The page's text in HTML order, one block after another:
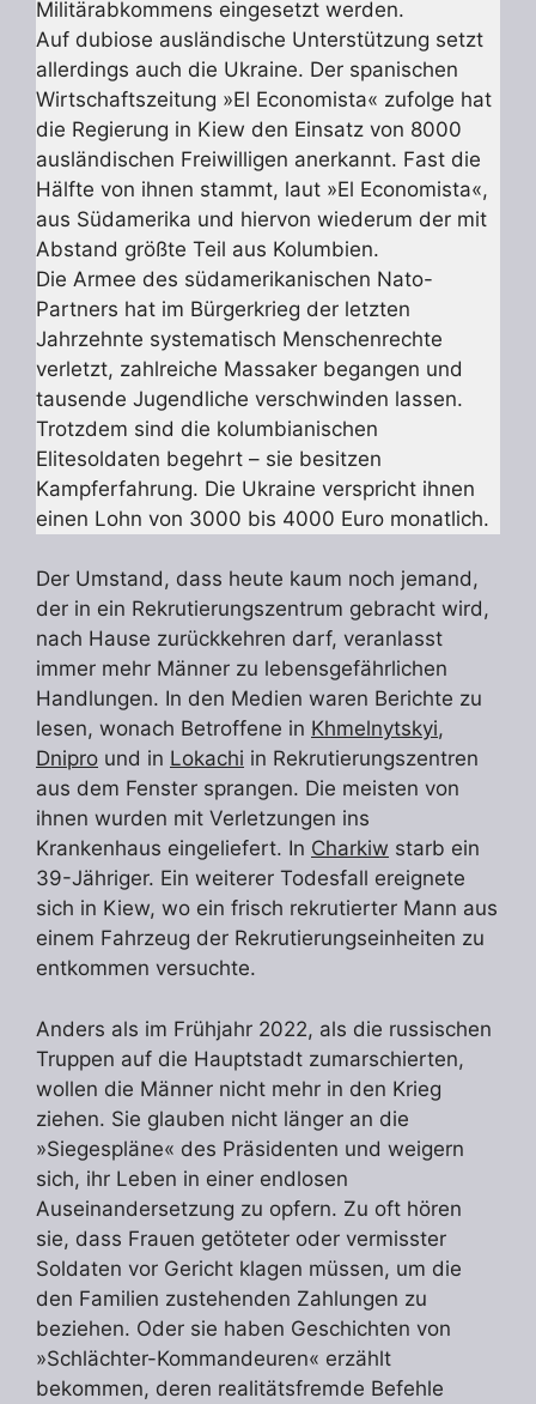
Militärabkommens eingesetzt werden.
Auf dubiose ausländische Unterstützung setzt
allerdings auch die Ukraine. Der spanischen
Wirtschaftszeitung »El Economista« zufolge hat
die Regierung in Kiew den Einsatz von 8000
ausländischen Freiwilligen anerkannt. Fast die
Hälfte von ihnen stammt, laut »El Economista«,
aus Südamerika und hiervon wiederum der mit
Abstand größte Teil aus Kolumbien.
Die Armee des südamerikanischen Nato-
Partners hat im Bürgerkrieg der letzten
Jahrzehnte systematisch Menschenrechte
verletzt, zahlreiche Massaker begangen und
tausende Jugendliche verschwinden lassen.
Trotzdem sind die kolumbianischen
Elitesoldaten begehrt – sie besitzen
Kampferfahrung. Die Ukraine verspricht ihnen
einen Lohn von 3000 bis 4000 Euro monatlich.
Der Umstand, dass heute kaum noch jemand,
der in ein Rekrutierungszentrum gebracht wird,
nach Hause zurückkehren darf, veranlasst
immer mehr Männer zu lebensgefährlichen
Handlungen. In den Medien waren Berichte zu
lesen, wonach Betroffene in Khmelnytskyi,
Dnipro und in Lokachi in Rekrutierungszentren
aus dem Fenster sprangen. Die meisten von
ihnen wurden mit Verletzungen ins
Krankenhaus eingeliefert. In Charkiw starb ein
39-Jähriger. Ein weiterer Todesfall ereignete
sich in Kiew, wo ein frisch rekrutierter Mann aus
einem Fahrzeug der Rekrutierungseinheiten zu
entkommen versuchte.
Anders als im Frühjahr 2022, als die russischen
Truppen auf die Hauptstadt zumarschierten,
wollen die Männer nicht mehr in den Krieg
ziehen. Sie glauben nicht länger an die
»Siegespläne« des Präsidenten und weigern
sich, ihr Leben in einer endlosen
Auseinandersetzung zu opfern. Zu oft hören
sie, dass Frauen getöteter oder vermisster
Soldaten vor Gericht klagen müssen, um die
den Familien zustehenden Zahlungen zu
beziehen. Oder sie haben Geschichten von
»Schlächter-Kommandeuren« erzählt
bekommen, deren realitätsfremde Befehle